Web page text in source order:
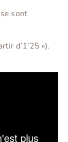
sont
d’1’25 »).